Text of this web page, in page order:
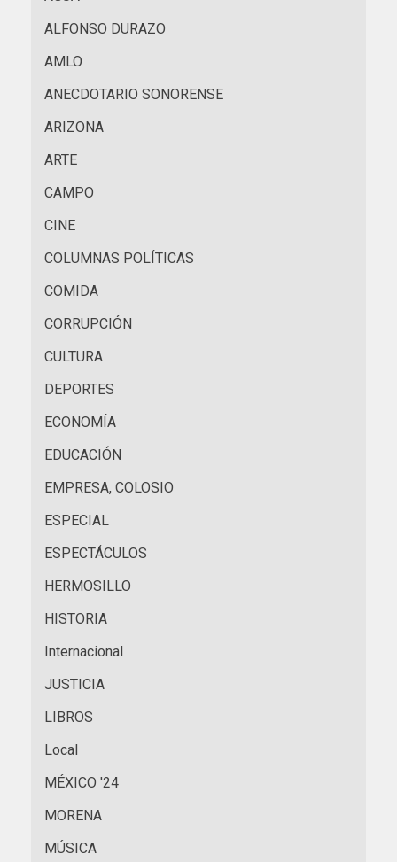
ALFONSO DURAZO
AMLO
ANECDOTARIO SONORENSE
ARIZONA
ARTE
CAMPO
CINE
COLUMNAS POLÍTICAS
COMIDA
CORRUPCIÓN
CULTURA
DEPORTES
ECONOMÍA
EDUCACIÓN
EMPRESA, COLOSIO
ESPECIAL
ESPECTÁCULOS
HERMOSILLO
HISTORIA
Internacional
JUSTICIA
LIBROS
Local
MÉXICO '24
MORENA
MÚSICA